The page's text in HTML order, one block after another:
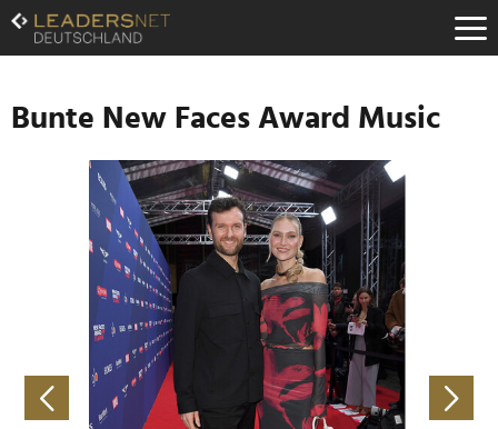
Zum
Inhalt
Zur
Navigation
Zur
Hauptnavigation
Bunte New Faces Award Music